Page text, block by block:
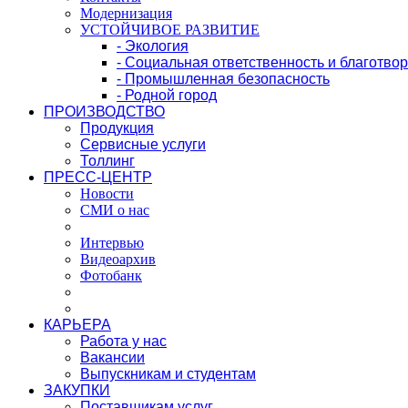
Модернизация
УСТОЙЧИВОЕ РАЗВИТИЕ
- Экология
- Социальная ответственность и
- Промышленная безопасность
- Родной город
ПРОИЗВОДСТВО
Продукция
Сервисные услуги
Толлинг
ПРЕСС-ЦЕНТР
Новости
СМИ о нас
Интервью
Видеоархив
Фотобанк
КАРЬЕРА
Работа у нас
Вакансии
Выпускникам и студентам
ЗАКУПКИ